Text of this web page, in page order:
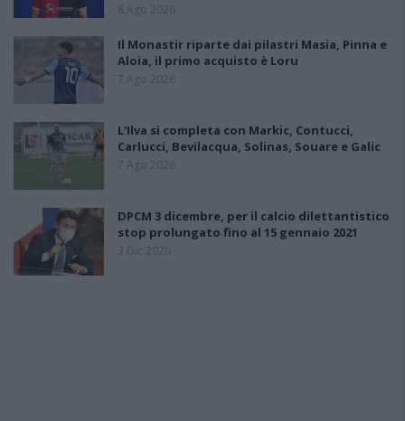
8 Ago 2026
Il Monastir riparte dai pilastri Masia, Pinna e
Aloia, il primo acquisto è Loru
7 Ago 2026
L'Ilva si completa con Markic, Contucci,
Carlucci, Bevilacqua, Solinas, Souare e Galic
7 Ago 2026
DPCM 3 dicembre, per il calcio dilettantistico
stop prolungato fino al 15 gennaio 2021
3 Dic 2020